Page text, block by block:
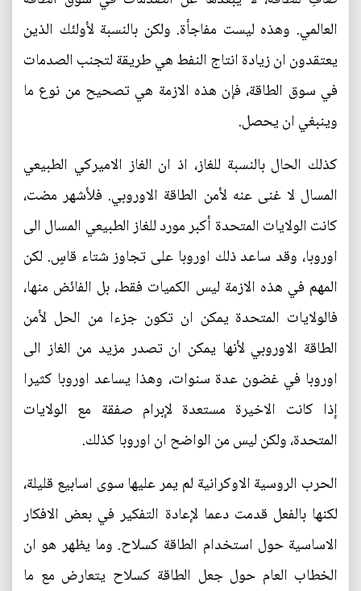
العالمي. وهذه ليست مفاجأة. ولكن بالنسبة لأولئك الذين
يعتقدون ان زيادة انتاج النفط هي طريقة لتجنب الصدمات
في سوق الطاقة، فإن هذه الازمة هي تصحيح من نوع ما
وينبغي ان يحصل.
كذلك الحال بالنسبة للغاز، اذ ان الغاز الاميركي الطبيعي
المسال لا غنى عنه لأمن الطاقة الاوروبي. فلأشهر مضت،
كانت الولايات المتحدة أكبر مورد للغاز الطبيعي المسال الى
اوروبا، وقد ساعد ذلك اوروبا على تجاوز شتاء قاسٍ. لكن
المهم في هذه الازمة ليس الكميات فقط، بل الفائض منها،
فالولايات المتحدة يمكن ان تكون جزءا من الحل لأمن
الطاقة الاوروبي لأنها يمكن ان تصدر مزيد من الغاز الى
اوروبا في غضون عدة سنوات، وهذا يساعد اوروبا كثيرا
إذا كانت الاخيرة مستعدة لإبرام صفقة مع الولايات
المتحدة، ولكن ليس من الواضح ان اوروبا كذلك.
الحرب الروسية الاوكرانية لم يمر عليها سوى اسابيع قليلة،
لكنها بالفعل قدمت دعما لإعادة التفكير في بعض الافكار
الاساسية حول استخدام الطاقة كسلاح. وما يظهر هو ان
الخطاب العام حول جعل الطاقة كسلاح يتعارض مع ما